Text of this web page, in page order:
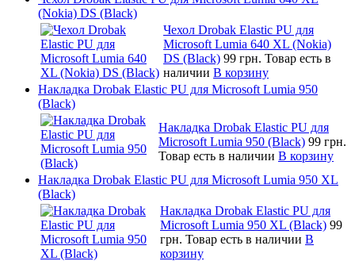
(Nokia) DS (Black)
Чехол Drobak Elastic PU для
Microsoft Lumia 640 XL (Nokia)
DS (Black) 99 грн. Товар есть в
наличии В корзину
Накладка Drobak Elastic PU для Microsoft Lumia 950
(Black)
Накладка Drobak Elastic PU для
Microsoft Lumia 950 (Black) 99 грн.
Товар есть в наличии В корзину
Накладка Drobak Elastic PU для Microsoft Lumia 950 XL
(Black)
Накладка Drobak Elastic PU для
Microsoft Lumia 950 XL (Black) 99
грн. Товар есть в наличии В
корзину